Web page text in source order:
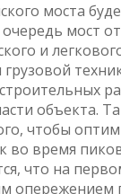
моста
мост
и
объекта.
чтобы
во время
что на
опережением